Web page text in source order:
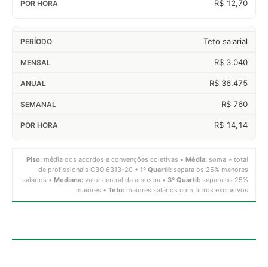
R$ 12,70
Teto salarial
R$ 3.040
R$ 36.475
R$ 760
R$ 14,14
Piso: média dos acordos e convenções coletivas • Média: soma ÷ total
de profissionais CBO 6313-20 • 1º Quartil: separa os 25% menores
salários • Mediana: valor central da amostra • 3º Quartil: separa os 25%
maiores • Teto: maiores salários com filtros exclusivos